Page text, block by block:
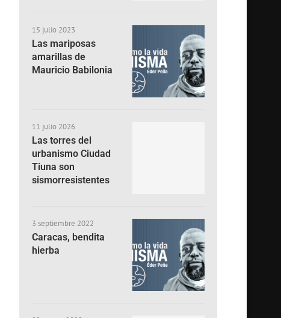
15 julio 2023
Las mariposas
amarillas de
Mauricio Babilonia
11 julio 2026
Las torres del
urbanismo Ciudad
Tiuna son
sismorresistentes
3 septiembre 2022
Caracas, bendita
hierba